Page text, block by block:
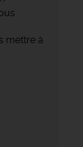
mettre à